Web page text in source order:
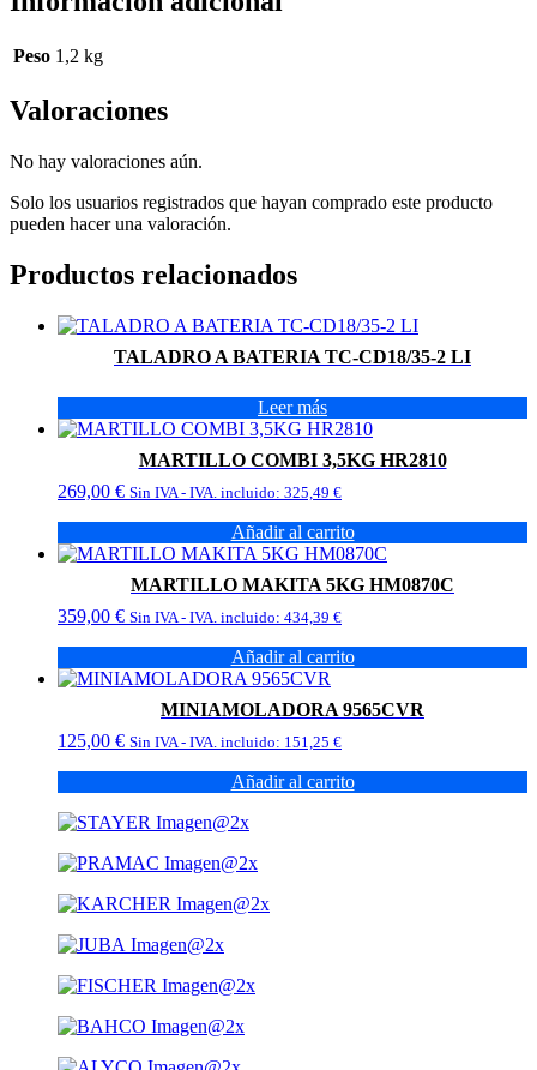
Peso 1,2 kg
Valoraciones
No hay valoraciones aún.
Solo los usuarios registrados que hayan comprado este producto
pueden hacer una valoración.
Productos relacionados
TALADRO A BATERIA TC-CD18/35-2 LI
Leer más
MARTILLO COMBI 3,5KG HR2810
269,00 € Sin IVA - IVA. incluido: 325,49 €
Añadir al carrito
MARTILLO MAKITA 5KG HM0870C
359,00 € Sin IVA - IVA. incluido: 434,39 €
Añadir al carrito
MINIAMOLADORA 9565CVR
125,00 € Sin IVA - IVA. incluido: 151,25 €
Añadir al carrito